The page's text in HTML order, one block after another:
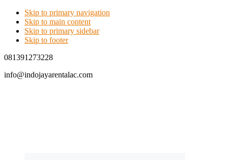
Skip to primary navigation
Skip to main content
Skip to primary sidebar
Skip to footer
081391273228
info@indojayarentalac.com